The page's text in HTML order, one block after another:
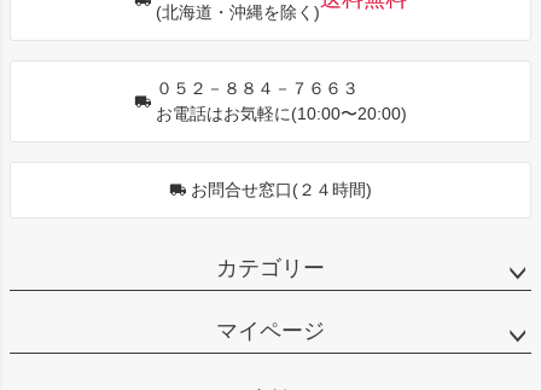
(北海道・沖縄を除く)
０５２－８８４－７６６３
お電話はお気軽に(10:00〜20:00)
お問合せ窓口(２４時間)
カテゴリー
マイページ